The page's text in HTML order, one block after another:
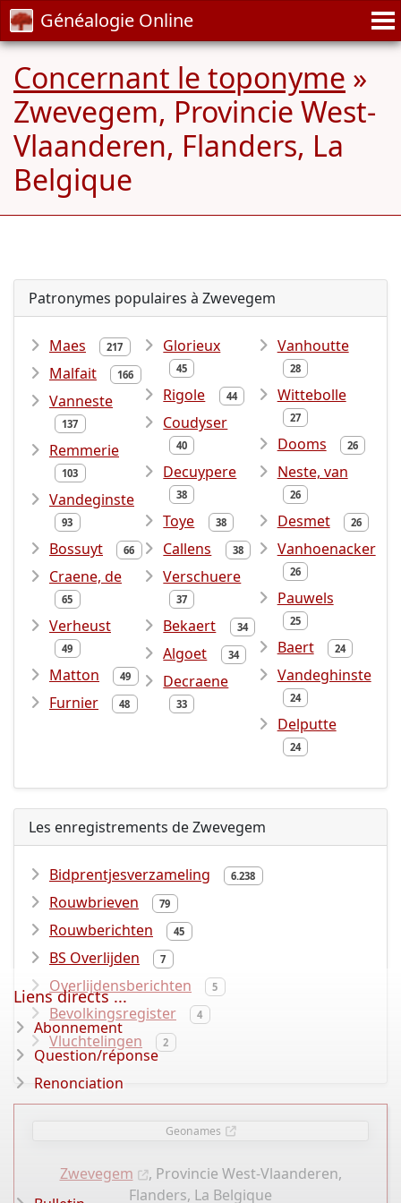
Généalogie Online
Concernant le toponyme »
Zwevegem, Provincie West-
Vlaanderen, Flanders, La
Belgique
Patronymes populaires à Zwevegem
Maes 217
Malfait 166
Vanneste
137
Remmerie
103
Vandeginste
93
Bossuyt 66
Craene, de
65
Verheust
49
Matton 49
Furnier 48
Glorieux
45
Rigole 44
Coudyser
40
Decuypere
38
Toye 38
Callens 38
Verschuere
37
Bekaert 34
Algoet 34
Decraene
33
Vanhoutte
28
Wittebolle
27
Dooms 26
Neste, van
26
Desmet 26
Vanhoenacker
26
Pauwels
25
Baert 24
Vandeghinste
24
Delputte
24
Les enregistrements de Zwevegem
Bidprentjesverzameling 6.238
Rouwbrieven 79
Rouwberichten 45
BS Overlijden 7
Overlijdensberichten 5
Bevolkingsregister 4
Vluchtelingen 2
Geonames
Zwevegem
, Provincie West-Vlaanderen,
Flanders, La Belgique
Liens directs ...
Abonnement
Question/réponse
Renonciation